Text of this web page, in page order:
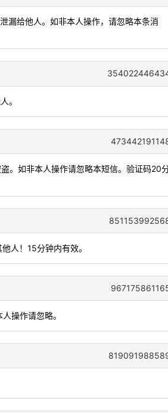
漏给他人。如非本人操作，请忽略本条消
。
。如非本人操作请忽略本短信。验证码20
人！15分钟内有效。
操作请忽略。